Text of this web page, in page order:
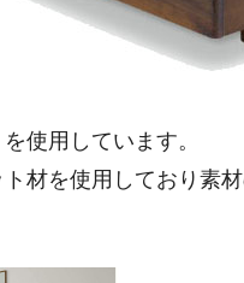
使用しています。
材を使用しており素